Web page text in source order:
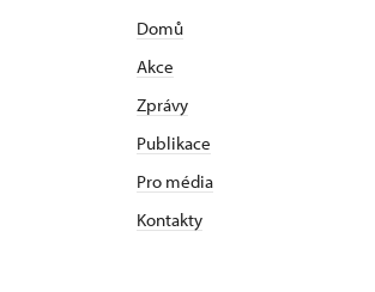
Domů
Akce
Zprávy
Publikace
Pro média
Kontakty